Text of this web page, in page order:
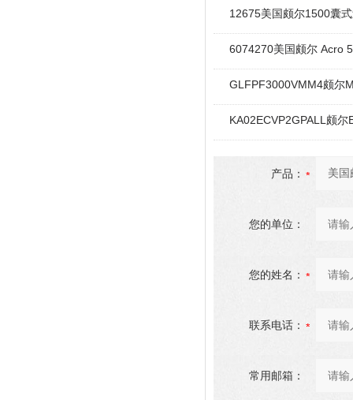
12675美国颇尔1500囊
6074270美国颇尔 Acro
GLFPF3000VMM4颇尔
KA02ECVP2GPALL颇尔
产品：
您的单位：
您的姓名：
联系电话：
常用邮箱：